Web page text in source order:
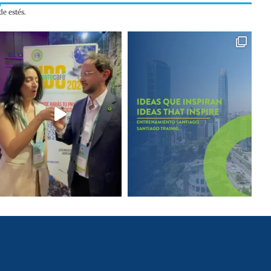
estés.